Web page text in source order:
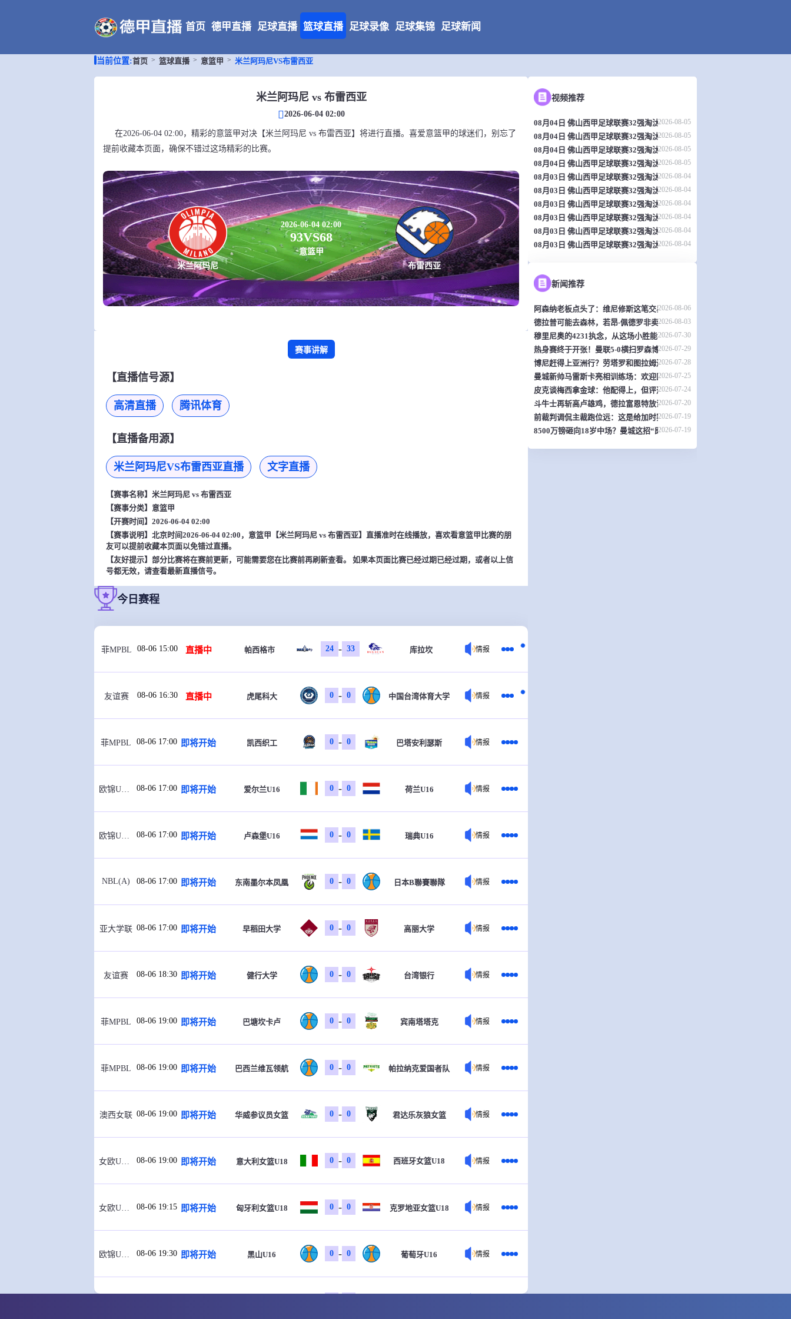
首页 德甲直播 足球直播 篮球直播 足球录像 足球集锦 足球新闻
当前位置:首页 篮球直播 意篮甲 米兰阿玛尼VS布雷西亚
米兰阿玛尼 vs 布雷西亚
2026-06-04 02:00
在2026-06-04 02:00，精彩的意篮甲对决【米兰阿玛尼 vs 布雷西亚】将进行直播。喜爱意篮甲的球迷们，别忘了
提前收藏本页面，确保不错过这场精彩的比赛。
米兰阿玛尼
2026-06-04 02:00
93VS68
意篮甲
布雷西亚
赛事讲解
【直播信号源】
高清直播 腾讯体育
【直播备用源】
米兰阿玛尼VS布雷西亚直播 文字直播
【赛事名称】 米兰阿玛尼 vs 布雷西亚
【赛事分类】 意篮甲
【开赛时间】2026-06-04 02:00
【赛事说明】北京时间2026-06-04 02:00，意篮甲【米兰阿玛尼 vs 布雷西亚】直播准时在线播放，喜欢看意篮甲比赛的朋
友可以提前收藏本页面以免错过直播。
【友好提示】部分比赛将在赛前更新，可能需要您在比赛前再刷新查看。 如果本页面比赛已经过期已经过期，或者以上信
号都无效，请查看最新直播信号。
今日赛程
菲MPBL 08-06 15:00 直播中 帕西格市 24 - 33 库拉坎 情报
友谊赛 08-06 16:30 直播中 虎尾科大 0 - 0 中国台湾体育大学 情报
菲MPBL 08-06 17:00 即将开始 凯西织工 0 - 0 巴塔安利瑟斯 情报
欧锦U16 B 08-06 17:00 即将开始 爱尔兰U16 0 - 0 荷兰U16 情报
欧锦U16 B 08-06 17:00 即将开始 卢森堡U16 0 - 0 瑞典U16 情报
NBL(A) 08-06 17:00 即将开始 东南墨尔本凤凰 0 - 0 日本B聯賽聯隊 情报
亚大学联 08-06 17:00 即将开始 早稻田大学 0 - 0 高丽大学 情报
友谊赛 08-06 18:30 即将开始 健行大学 0 - 0 台湾银行 情报
菲MPBL 08-06 19:00 即将开始 巴塘坎卡卢 0 - 0 宾南塔塔克 情报
菲MPBL 08-06 19:00 即将开始 巴西兰维瓦领航 0 - 0 帕拉纳克爱国者队 情报
澳西女联 08-06 19:00 即将开始 华威参议员女篮 0 - 0 君达乐灰狼女篮 情报
女欧U18 A 08-06 19:00 即将开始 意大利女篮U18 0 - 0 西班牙女篮U18 情报
女欧U18 A 08-06 19:15 即将开始 匈牙利女篮U18 0 - 0 克罗地亚女篮U18 情报
欧锦U16 B 08-06 19:30 即将开始 黑山U16 0 - 0 葡萄牙U16 情报
视频推荐
08月04日 佛山西甲足球联赛32强淘汰赛 肇庆恒骏成 VS 三七互娱 全场录像
2026-08-05
08月04日 佛山西甲足球联赛32强淘汰赛 贪玩游戏 VS 美的薪火 全场录像
2026-08-05
08月04日 佛山西甲足球联赛32强淘汰赛 广东西南建设 VS 香港圣徒 全场录像
2026-08-05
08月04日 佛山西甲足球联赛32强淘汰赛 藝品高國際 VS 湛江狂狼·粵辉能源
2026-08-05
08月03日 佛山西甲足球联赛32强淘汰赛 广州求信 VS 顺德新青年 全场录像
2026-08-04
08月03日 佛山西甲足球联赛32强淘汰赛 广东客家青年 VS 广州英华思力U17
2026-08-04
08月03日 佛山西甲足球联赛32强淘汰赛 大塘控股 VS 茂名市点都得 全场录像
2026-08-04
08月03日 佛山西甲足球联赛32强淘汰赛 广州蜀地红 VS 广州戴拿模 全场录像
2026-08-04
08月03日 佛山西甲足球联赛32强淘汰赛 广东凤铝 VS 湛江八部科技 全场录像
2026-08-04
08月03日 佛山西甲足球联赛32强淘汰赛 三水乐民兴健力宝 VS 中国澳门澳
2026-08-04
新闻推荐
阿森纳老板点头了：维尼修斯这笔交易，可能是英超史上最炸裂的转会？
2026-08-06
德拉普可能去森林，若昂-佩德罗非卖品？切尔西热身赛暴露不少问题
2026-08-03
穆里尼奥的4231执念，从这场小胜能看出什么？
2026-07-30
热身赛终于开张！曼联5-0横扫罗森博格，齐尔克泽传射，19岁小将惊艳全场
2026-07-29
博尼赶得上亚洲行？劳塔罗和图拉姆还得再歇两周
2026-07-28
曼城新帅马雷斯卡亮相训练场：欢迎回家！
2026-07-25
皮克谈梅西拿金球：他配得上，但评选标准？真搞不懂了
2026-07-24
斗牛士再斩高卢雄鸡，德拉富恩特放话：西班牙就是世界最强
2026-07-20
前裁判调侃主裁跑位远：这是给加时赛省体力？
2026-07-19
8500万镑砸向18岁中场？曼城这招“即插即用”让曼联阿森纳怎么接
2026-07-19